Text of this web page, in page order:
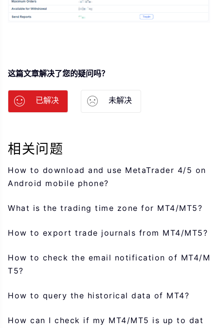
这篇文章解决了您的疑问吗？
已解决 未解决
相关问题
How to download and use MetaTrader 4/5 on
Android mobile phone?
What is the trading time zone for MT4/MT5?
How to export trade journals from MT4/MT5?
How to check the email notification of MT4/M
T5?
How to query the historical data of MT4?
How can I check if my MT4/MT5 is up to dat